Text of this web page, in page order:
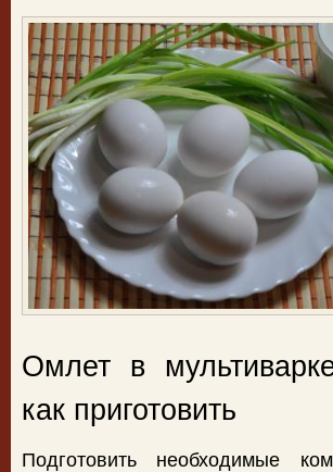
Омлет в
как приготовить
Подготовить необходимые